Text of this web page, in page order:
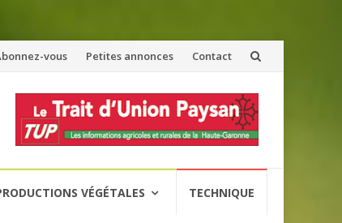
vous Petites annonces Contact
VÉGÉTALES TECHNIQUE